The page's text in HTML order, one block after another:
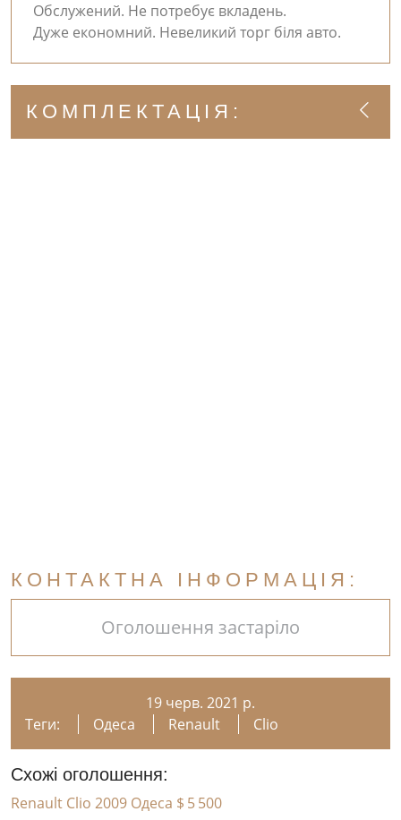
Обслужений. Не потребує вкладень.
Дуже економний. Невеликий торг біля авто.
КОМПЛЕКТАЦІЯ:
КОНТАКТНА ІНФОРМАЦІЯ:
Оголошення застаріло
19 черв. 2021 р.
Теги:
Одеса Renault Clio
Схожі оголошення:
Renault Clio 2009 Одеса $ 5 500